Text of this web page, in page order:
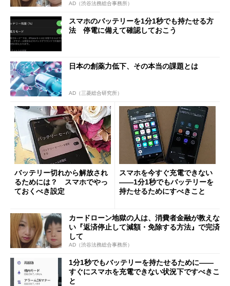
AD（渋谷法務総合事務所）
スマホのバッテリーを1分1秒でも持たせる方
法 停電に備えて確認しておこう
日本の創薬力低下、その本当の課題とは
AD（三菱総合研究所）
バッテリー切れから解放され
るためには？ スマホでやっ
ておくべき設定
スマホを今すぐ充電できない
――1分1秒でもバッテリーを
持たせるためにすべきこと
カードローン地獄の人は、消費者金融が教えな
い『返済停止して減額・免除する方法』で完済
して
AD（渋谷法務総合事務所）
1分1秒でもバッテリーを持たせるために――
すぐにスマホを充電できない状況下ですべきこ
と